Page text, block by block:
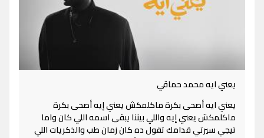
يعني ايه محمد حماقي
يعني ايه أصحى بكرة ماكلمكش يعني إيه أصحى بكرة
ماكلمكش يعني إيه واللي بيننا يبقى اسمه اللي كان واما
تيجي سيرتي قدامك تقول ده كان زمان طب والذكريات اللي